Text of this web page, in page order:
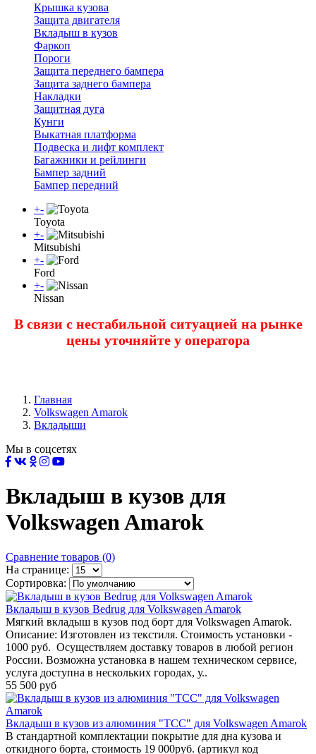
Крышка кузова
Защита двигателя
Вкладыш в кузов
Фаркоп
Пороги
Защита переднего бампера
Защита заднего бампера
Накладки
Защитная дуга
Кунги
Выкатная платформа
Подвеска и лифт комплект
Багажники и рейлинги
Бампер задний
Бампер передний
+-
Toyota
+-
Mitsubishi
+-
Ford
+-
Nissan
В связи с нестабильной ситуацией на рынке
цены уточняйте у оператора
Главная
Volkswagen Amarok
Вкладыши
Мы в соцсетях
Вкладыш в кузов для
Volkswagen Amarok
Сравнение товаров (0)
На странице:
Сортировка:
Вкладыш в кузов Bedrug для Volkswagen Amarok
Мягкий вкладыш в кузов под борт для Volkswagen Amarok.
Описание: Изготовлен из текстиля. Стоимость установки -
1000 руб. Осуществляем доставку товаров в любой регион
России. Возможна установка в нашем техническом сервисе,
услуга доступна в нескольких городах, у..
55 500 руб
Вкладыш в кузов из алюминия "ТСС" для Volkswagen Amarok
В стандартной комплектации покрытие для дна кузова и
откидного борта, стоимость 19 000руб. (артикул код